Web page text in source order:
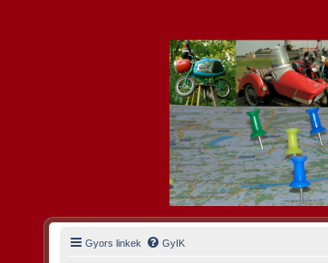
Gyors linkek GyIK